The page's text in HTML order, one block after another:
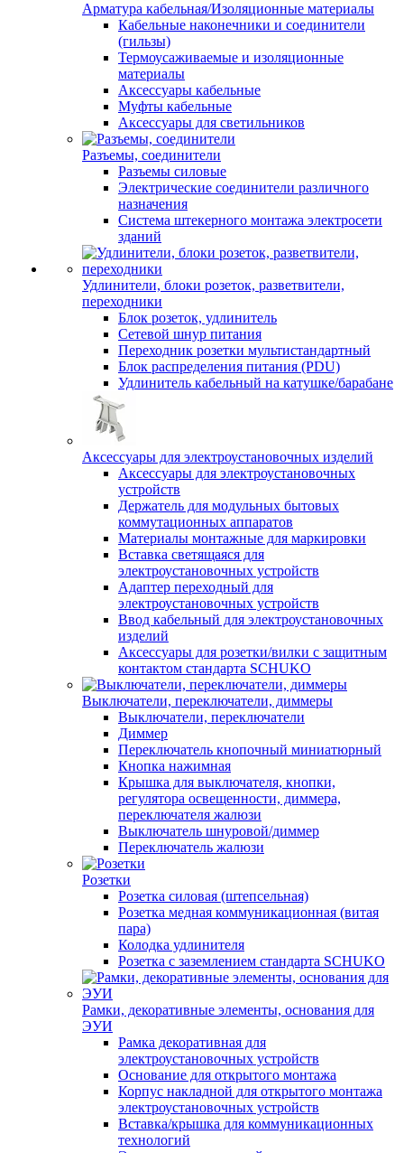
Арматура кабельная/Изоляционные материалы
Кабельные наконечники и соединители
(гильзы)
Термоусаживаемые и изоляционные
материалы
Аксессуары кабельные
Муфты кабельные
Аксессуары для светильников
Разъемы, соединители
Разъемы силовые
Электрические соединители различного
назначения
Система штекерного монтажа электросети
зданий
Удлинители, блоки розеток, разветвители,
переходники
Блок розеток, удлинитель
Сетевой шнур питания
Переходник розетки мультистандартный
Блок распределения питания (PDU)
Удлинитель кабельный на катушке/барабане
Аксессуары для электроустановочных изделий
Аксессуары для электроустановочных
устройств
Держатель для модульных бытовых
коммутационных аппаратов
Материалы монтажные для маркировки
Вставка светящаяся для
электроустановочных устройств
Адаптер переходный для
электроустановочных устройств
Ввод кабельный для электроустановочных
изделий
Аксессуары для розетки/вилки с защитным
контактом стандарта SCHUKO
Выключатели, переключатели, диммеры
Выключатели, переключатели
Диммер
Переключатель кнопочный миниатюрный
Кнопка нажимная
Крышка для выключателя, кнопки,
регулятора освещенности, диммера,
переключателя жалюзи
Выключатель шнуровой/диммер
Переключатель жалюзи
Розетки
Розетка силовая (штепсельная)
Розетка медная коммуникационная (витая
пара)
Колодка удлинителя
Розетка с заземлением стандарта SCHUKO
Рамки, декоративные элементы, основания для
ЭУИ
Рамка декоративная для
электроустановочных устройств
Основание для открытого монтажа
Корпус накладной для открытого монтажа
электроустановочных устройств
Вставка/крышка для коммуникационных
технологий